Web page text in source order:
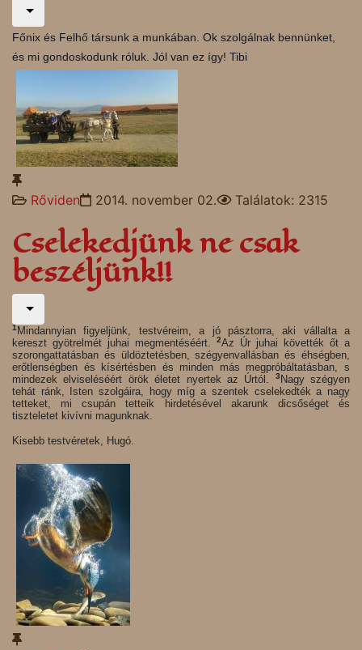
Főnix és Felhő társunk a munkában. Ok szolgálnak bennünket,
és mi gondoskodunk róluk. Jól van ez így! Tibi
Rőviden 2014. november 02. Találatok: 2315
Cselekedjünk ne csak
beszéljünk!!
1Mindannyian figyeljünk, testvéreim, a jó pásztorra, aki vállalta a
kereszt gyötrelmét juhai megmentéséért.
2Az Úr juhai követték őt a
szorongattatásban és üldöztetésben, szégyenvallásban és éhségben,
erőtlenségben és kísértésben és minden más megpróbáltatásban, s
mindezek elviseléséért örök életet nyertek az Úrtól.
3 Nagy szégyen
tehát ránk, Isten szolgáira, hogy míg a szentek cselekedték a nagy
tetteket, mi csupán tetteik hirdetésével akarunk dicsőséget és
tiszteletet kivívni magunknak.
Kisebb testvéretek, Hugó.